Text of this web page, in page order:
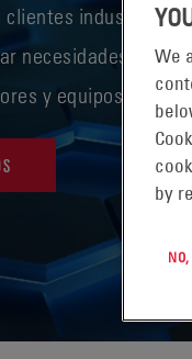
clientes
necesidades
y equipos
We
by